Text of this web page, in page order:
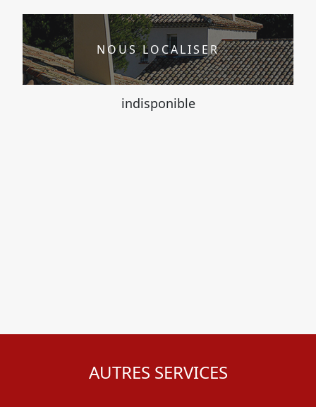
NOUS LOCALISER
indisponible
AUTRES SERVICES